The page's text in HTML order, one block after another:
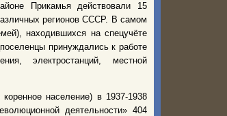
Прикамья действовали 15
регионов СССР. В самом
находившихся на спецучёте
принуждались к работе
электростанций, местной
население) в 1937-1938
деятельности» 404